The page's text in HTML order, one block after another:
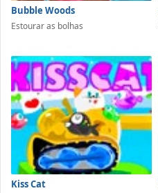
Bubble Woods
Estourar as bolhas
Kiss Cat